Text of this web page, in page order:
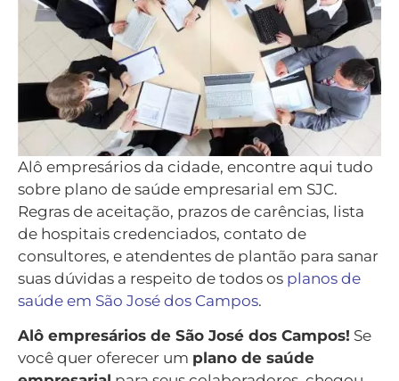
Alô empresários da cidade, encontre aqui tudo
sobre plano de saúde empresarial em SJC.
Regras de aceitação, prazos de carências, lista
de hospitais credenciados, contato de
consultores, e atendentes de plantão para sanar
suas dúvidas a respeito de todos os planos de
saúde em São José dos Campos.
Alô empresários de São José dos Campos! Se
você quer oferecer um plano de saúde